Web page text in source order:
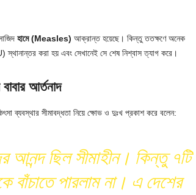
হামে (Measles) আক্রান্ত হয়েছে। কিন্তু ততক্ষণে অনেক
করা হয় এবং সেখানেই সে শেষ নিশ্বাস ত্যাগ করে।
আর্তনাদ
ব্যবস্থার সীমাবদ্ধতা নিয়ে ক্ষোভ ও দুঃখ প্রকাশ করে বলেন:
ছিল সীমাহীন। কিন্তু ৭টি
বাঁচাতে পারলাম না। এ দেশের